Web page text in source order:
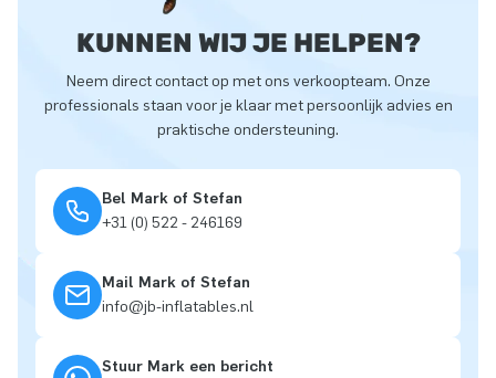
KUNNEN WIJ JE HELPEN?
Neem direct contact op met ons verkoopteam. Onze
professionals staan voor je klaar met persoonlijk advies en
praktische ondersteuning.
Bel Mark of Stefan
+31 (0) 522 - 246169
Mail Mark of Stefan
info@jb-inflatables.nl
Stuur Mark een bericht